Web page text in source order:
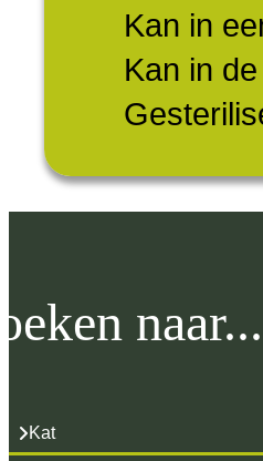
Kan in
Kan in
naar...
Kat